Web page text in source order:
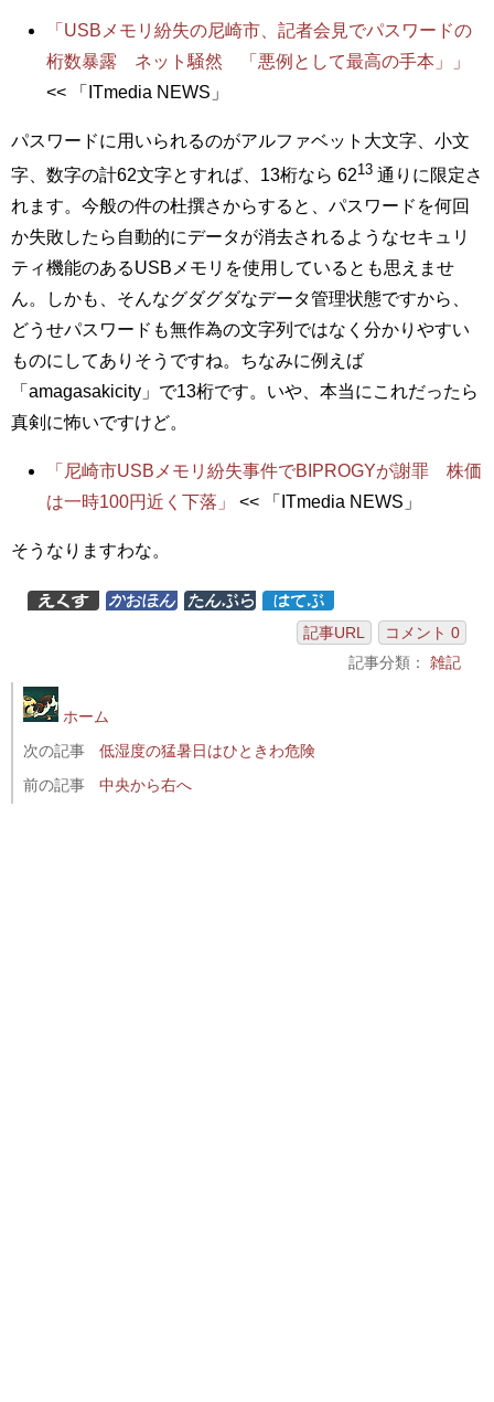
「USBメモリ紛失の尼崎市、記者会見でパスワードの
桁数暴露 ネット騒然 「悪例として最高の手本」」
<< 「ITmedia NEWS」
パスワードに用いられるのがアルファベット大文字、小文
字、数字の計62文字とすれば、13桁なら 6213 通りに限定さ
れます。今般の件の杜撰さからすると、パスワードを何回
か失敗したら自動的にデータが消去されるようなセキュリ
ティ機能のあるUSBメモリを使用しているとも思えませ
ん。しかも、そんなグダグダなデータ管理状態ですから、
どうせパスワードも無作為の文字列ではなく分かりやすい
ものにしてありそうですね。ちなみに例えば
「amagasakicity」で13桁です。いや、本当にこれだったら
真剣に怖いですけど。
「尼崎市USBメモリ紛失事件でBIPROGYが謝罪 株価
は一時100円近く下落」
<< 「ITmedia NEWS」
そうなりますわな。
記事URL
コメント 0
記事分類： 雑記
ホーム
次の記事
低湿度の猛暑日はひときわ危険
前の記事
中央から右へ